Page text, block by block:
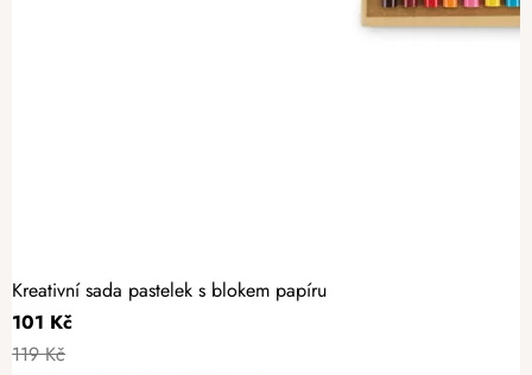
Kreativní sada pastelek s blokem papíru
101 Kč
119 Kč